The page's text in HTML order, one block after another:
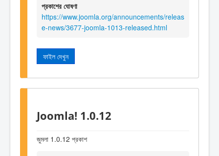
প্রকাশের ঘোষণা
https://www.joomla.org/announcements/releas
e-news/3677-joomla-1013-released.html
ফাইল দেখুন
Joomla! 1.0.12
জুমলা 1.0.12 প্রকাশ